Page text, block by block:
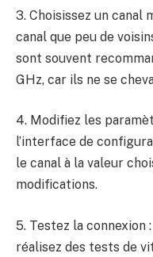
3. Choisissez un canal
canal que peu de
sont souvent
GHz, car ils ne se
4. Modifiez les
l’interface de
le canal à la valeur
modifications.
5. Testez la connexion
réalisez des tests de